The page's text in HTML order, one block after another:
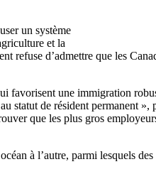
un système
et la
refuse d’admettre que les
favorisent une immigration
statut de résident permanent »,
que les plus gros
océan à l’autre, parmi lesquels des